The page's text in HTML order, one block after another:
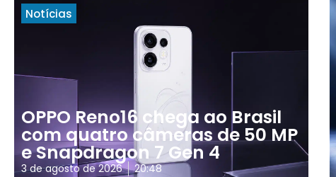
Notícias
OPPO Reno16 chega ao Brasil
com quatro câmeras de 50 MP
e Snapdragon 7 Gen 4
3 de agosto de 2026 20:48